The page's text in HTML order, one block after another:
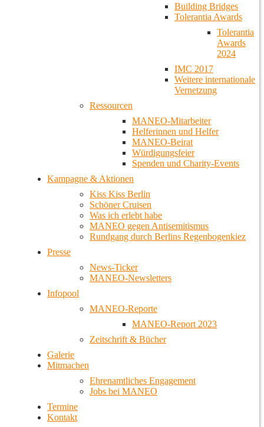
Building Bridges
Tolerantia Awards
Tolerantia
Awards
2024
IMC 2017
Weitere internationale
Vernetzung
Ressourcen
MANEO-Mitarbeiter
Helferinnen und Helfer
MANEO-Beirat
Würdigungsfeier
Spenden und Charity-Events
Kampagne & Aktionen
Kiss Kiss Berlin
Schöner Cruisen
Was ich erlebt habe
MANEO gegen Antisemitismus
Rundgang durch Berlins Regenbogenkiez
Presse
News-Ticker
MANEO-Newsletters
Infopool
MANEO-Reporte
MANEO-Report 2023
Zeitschrift & Bücher
Galerie
Mitmachen
Ehrenamtliches Engagement
Jobs bei MANEO
Termine
Kontakt